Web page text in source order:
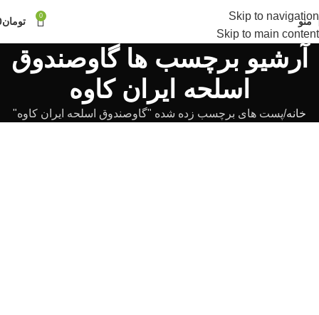
Skip to navigation
Skip to main content
منو 0 تومان
آرشیو برچسب ها گاوصندوق
اسلحه ایران کاوه
خانه پست های برچسب زده شده "گاوصندوق اسلحه ایران کاوه"